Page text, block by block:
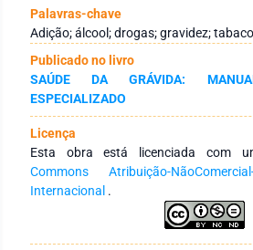
efeitos adversos tanto para a
curto e a longo prazo. A deteção
por receio de julgamento e
grávida, o que dificulta a vigilância
uma atuação atempada e
emergência, por parte dos
repercução dos consumos
apenas consequências na saúde
também na sua saúde mental.
profissionais de saúde torna se
diagnóstico precoce, mas para
abordagem multidisciplinar.
Palavras-chave
Adição; álcool; drogas; gravidez; tabaco
Publicado no livro
SAÚDE DA GRÁVIDA:
ESPECIALIZADO
Licença
Esta obra está licenciada com
Commons Atribuição-
Internacional .